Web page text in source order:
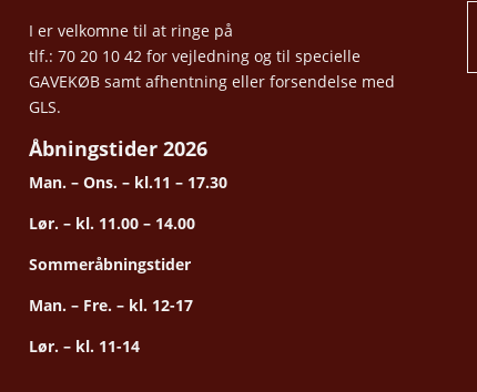
I er velkomne til at ringe på
tlf.: 70 20 10 42 for vejledning og til specielle
GAVEKØB samt afhentning eller forsendelse med
GLS.
Åbningstider 2026
Man. – Ons. – kl.11 – 17.30
Lør. – kl. 11.00 – 14.00
Sommeråbningstider
Man. – Fre. – kl. 12-17
Lør. – kl. 11-14